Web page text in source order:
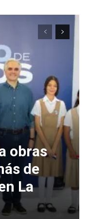
obras
de
La